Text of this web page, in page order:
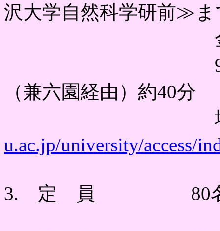
沢大学自然科学研前≫ま
金沢駅東口
93・94・97
（兼六園経由）約40分
地図
u.ac.jp/university/access/
3. 定 員 80名（定